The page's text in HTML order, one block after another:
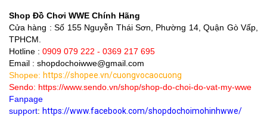
Shop Đồ Chơi WWE Chính Hãng
Cửa hàng : Số 155 Nguyễn Thái Sơn, Phường 14, Quận Gò Vấp,
TPHCM.
Hotline : 0909 079 222 - 0369 217 695
Email : shopdochoiwwe@gmail.com
Shopee: https://shopee.vn/cuongvocaocuong
Sendo: https://www.sendo.vn/shop/shop-do-choi-do-vat-my-wwe
Fanpage
support: https://www.facebook.com/shopdochoimohinhwwe/